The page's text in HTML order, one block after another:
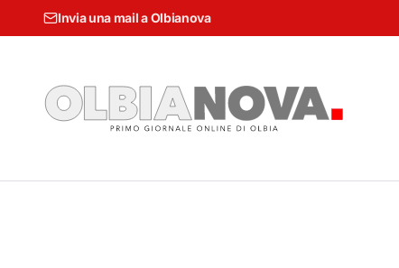
Invia una mail a Olbianova